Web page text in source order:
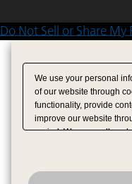
Do Not Sell or Share
We use your personal
of our website through
functionality, provide
improve our website
period. We may sell or
analytics service
have provided to them
analyze and optimize